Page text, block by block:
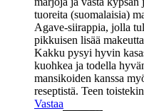
tuoreita (suomalaisia)
Agave-siirappia, jolla
pikkuisen lisää
Kakku pysyi hyvin
kuohkea ja todella
mansikoiden kanssa
reseptistä. Teen
Vastaa